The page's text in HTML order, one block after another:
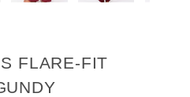
FLARE-FIT